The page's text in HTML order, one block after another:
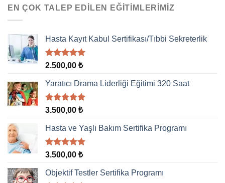
EN ÇOK TALEP EDILEN EĞITIMLERIMIZ
Hasta Kayıt Kabul Sertifikası/Tıbbi Sekreterlik
5 üzerinden
aldı
2.500,00 ₺
Yaratıcı Drama Liderliği Eğitimi 320 Saat
5 üzerinden
aldı
3.500,00 ₺
Hasta ve Yaşlı Bakım Sertifika Programı
5 üzerinden
aldı
3.500,00 ₺
Objektif Testler Sertifika Programı